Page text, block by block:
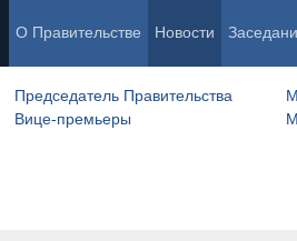
О Правительстве Новости
Председатель Правительства
Вице-премьеры